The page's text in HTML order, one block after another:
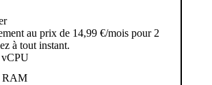
au prix de 14,99 €/mois pour 2
à tout instant.
RAM